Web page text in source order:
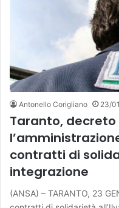
Antonello Corigliano 23/
Taranto, decreto
contratti di
integrazione
(ANSA) – TARANTO, 23